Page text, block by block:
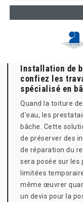
Installation de
confiez les
spécialisé en
Quand la toiture
d'eau, les
bâche. Cette
de préserver des
de réparation du
sera posée sur les
limitées
même œuvrer
un devis pour la